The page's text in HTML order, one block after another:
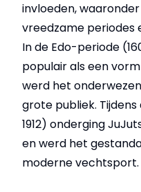
invloeden,
vreedzame periodes
In de Edo-periode
populair als een
werd het
grote publiek.
1912) onderging
en werd het
moderne vechtsport.